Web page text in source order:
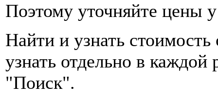
Поэтому уточняйте цены
Найти и узнать
узнать отдельно в
"Поиск".